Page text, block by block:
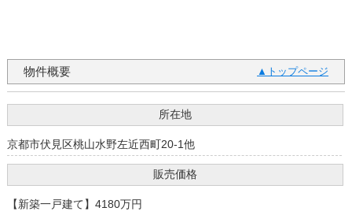
物件概要 トップページ
所在地
京都市伏見区桃山水野左近西町20-1他
販売価格
【新築一戸建て】4180万円